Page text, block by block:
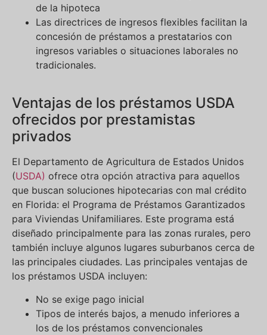
de la hipoteca
Las directrices de ingresos flexibles facilitan la
concesión de préstamos a prestatarios con
ingresos variables o situaciones laborales no
tradicionales.
Ventajas de los préstamos USDA
ofrecidos por prestamistas
privados
El Departamento de Agricultura de Estados Unidos
(USDA) ofrece otra opción atractiva para aquellos
que buscan soluciones hipotecarias con mal crédito
en Florida: el Programa de Préstamos Garantizados
para Viviendas Unifamiliares. Este programa está
diseñado principalmente para las zonas rurales, pero
también incluye algunos lugares suburbanos cerca de
las principales ciudades. Las principales ventajas de
los préstamos USDA incluyen:
No se exige pago inicial
Tipos de interés bajos, a menudo inferiores a
los de los préstamos convencionales